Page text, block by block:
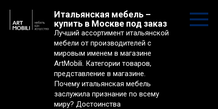
контенту
Итальянская мебель –
купить в Москве под заказ
Лучший ассортимент итальянской
мебели от производителей с
мировым именем в магазине
ArtMobili. Категории товаров,
представление в магазине.
Почему итальянская мебель
заслужила признание по всему
миру? Достоинства